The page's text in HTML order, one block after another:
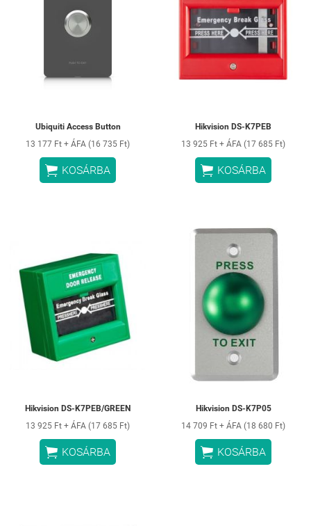
Ubiquiti Access Button
13 177 Ft + ÁFA (16 735 Ft)
 KOSÁRBA
Hikvision DS-K7PEB
13 925 Ft + ÁFA (17 685 Ft)
 KOSÁRBA
Hikvision DS-K7PEB/GREEN
13 925 Ft + ÁFA (17 685 Ft)
 KOSÁRBA
Hikvision DS-K7P05
14 709 Ft + ÁFA (18 680 Ft)
 KOSÁRBA